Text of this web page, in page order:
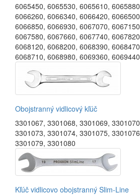
6065450, 6065530, 6065610, 6065880
6066260, 6066340, 6066420, 6066500
6066850, 6066930, 6067070, 6067150
6067580, 6067660, 6067740, 6067820
6068120, 6068200, 6068390, 6068470
6068710, 6068980, 6069360, 6069440
Obojstranný vidlicový kľúč
3301067, 3301068, 3301069, 3301070
3301073, 3301074, 3301075, 3301076
3301079, 3301080
Kľúč vidlicovo obojstranný Slim-Line